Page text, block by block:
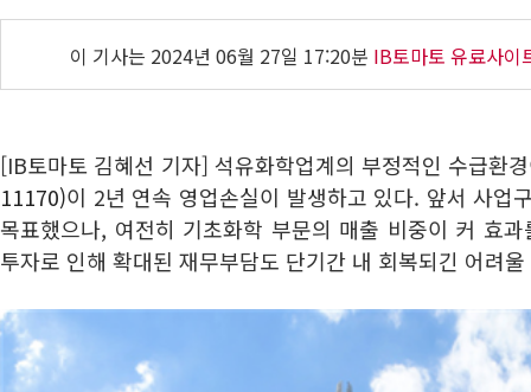
이 기사는 2024년 06월 27일 17:20분 IB토마토 유료사이
[IB토마토 김혜선 기자] 석유화학업계의 부정적인 수급환
11170)이 2년 연속 영업손실이 발생하고 있다. 앞서 사업
목표했으나, 여전히 기초화학 부문의 매출 비중이 커 효
투자로 인해 확대된 재무부담도 단기간 내 회복되긴 어려